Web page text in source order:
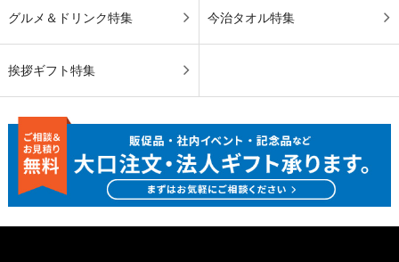
グルメ＆ドリンク特集 今治タオル特集
挨拶ギフト特集